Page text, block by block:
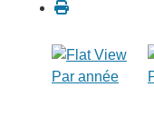
Par année